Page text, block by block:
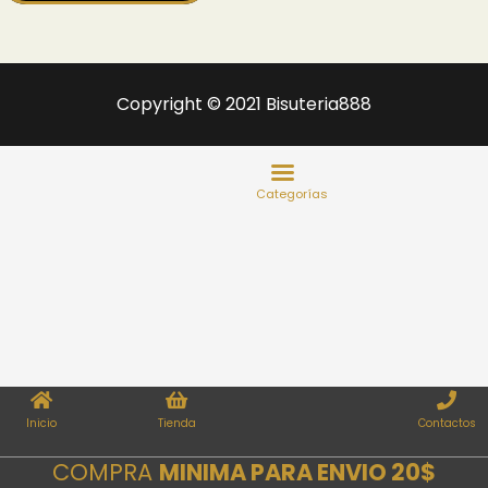
Copyright © 2021 Bisuteria888
Inicio Tienda Contactos
COMPRA MINIMA PARA ENVIO 20$